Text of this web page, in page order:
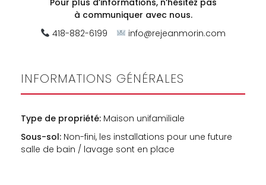
à communiquer avec nous.
418-882-6199
info@rejeanmorin.com
INFORMATIONS GÉNÉRALES
Type de propriété: Maison unifamiliale
Sous-sol: Non-fini, les installations pour une future
salle de bain / lavage sont en place